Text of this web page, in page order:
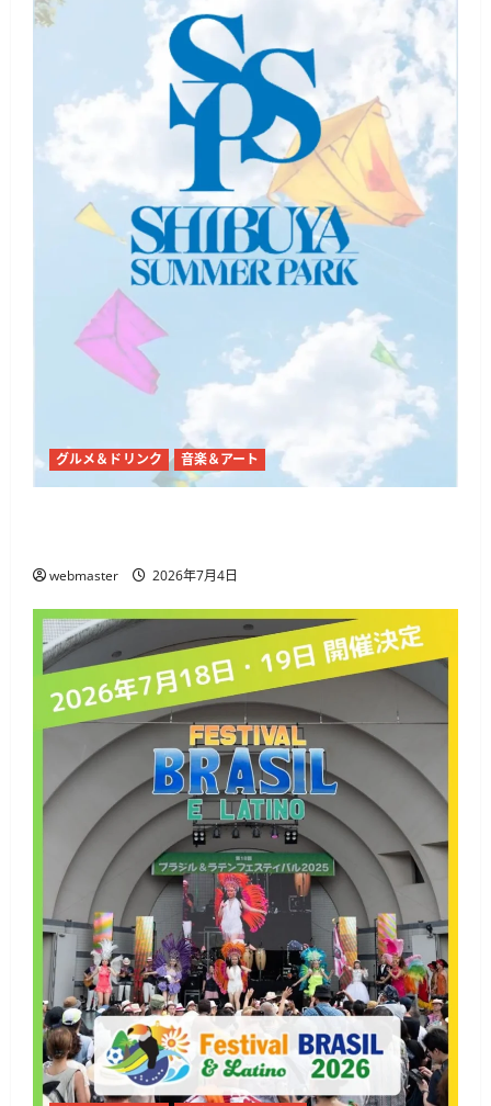
グルメ＆ドリンク 音楽＆アート
webmaster 2026年7月4日